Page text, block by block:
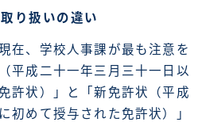
り扱いの違い
在、学校人事課が最も注意を
平成二十一年三月三十一日以
許状）」と「新免許状（平成
初めて授与された免許状）」